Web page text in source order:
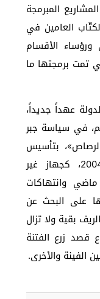
المبرمجة
العامين في
الأقسام
تمت برمجتها ما
عهداً جديداً،
في سياسة جبر
بتأسيس
هيئة الإنصاف والمصالحة، سنة 2004، كجهاز غير
وانتهاكات
على البحث عن
بقية ولا تزال
قصد زرع الفتنة
الفينة والأخرى.